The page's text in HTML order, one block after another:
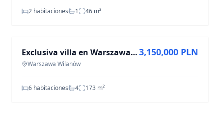
2 habitaciones 1 46 m²
Exclusiva villa en Warszawa Wilanów - 6 habitaciones, 173 m²
Warszawa Wilanów
3,150,000 PLN
6 habitaciones 4 173 m²